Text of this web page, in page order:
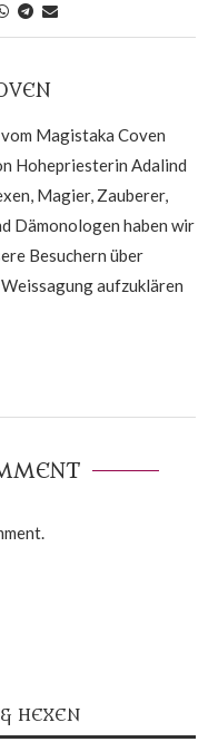
Magistaka Coven
Hohepriesterin Adalind
Magier, Zauberer,
Dämonologen haben wir
Besuchern über
aufzuklären
HEXEN